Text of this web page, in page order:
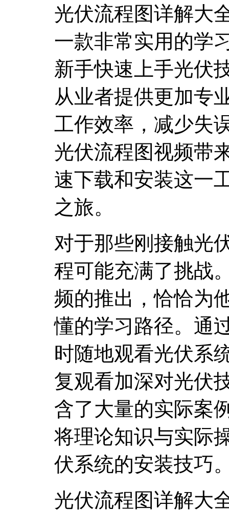
光伏流程图详解大
一款非常实用的学
新手快速上手光伏
从业者提供更加专
工作效率，减少失
光伏流程图视频带
速下载和安装这一
之旅。
对于那些刚接触光
程可能充满了挑战
频的推出，恰恰为
懂的学习路径。通
时随地观看光伏系
复观看加深对光伏
含了大量的实际案
将理论知识与实际
伏系统的安装技巧
光伏流程图详解大